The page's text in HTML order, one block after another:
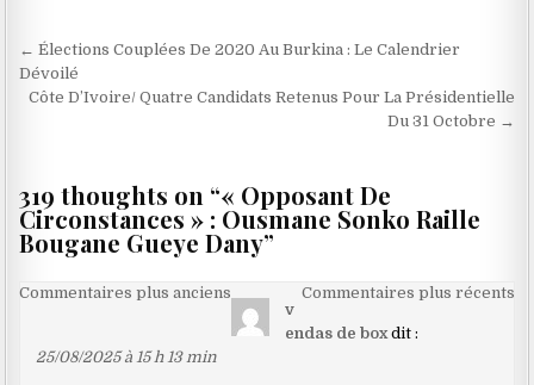
Navigation
de
← Élections Couplées De 2020 Au Burkina : Le Calendrier
Dévoilé
Côte D’Ivoire/ Quatre Candidats Retenus Pour La Présidentielle
Du 31 Octobre →
319 thoughts on “« Opposant De
Circonstances » : Ousmane Sonko Raille
Bougane Gueye Dany”
Navigation
les
Commentaires plus anciens
Commentaires plus récents
v
endas de box dit :
25/08/2025 à 15 h 13 min